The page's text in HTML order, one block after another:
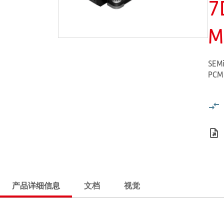
PCM
产品详细信息 文档 视觉